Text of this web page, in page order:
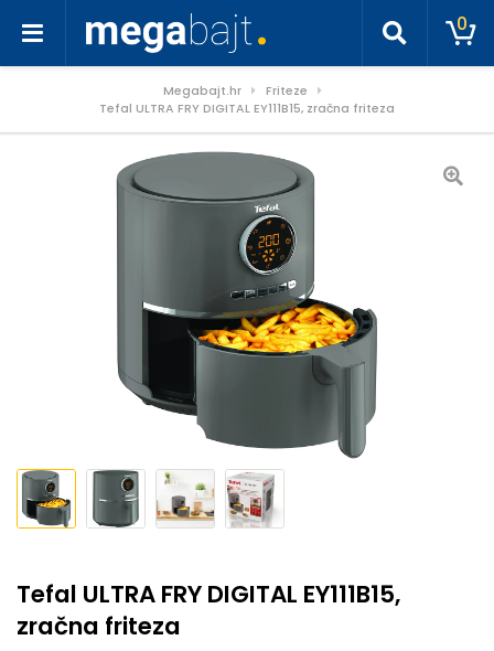
0
Megabajt.hr
Friteze
Tefal ULTRA FRY DIGITAL EY111B15, zračna friteza
Tefal ULTRA FRY DIGITAL EY111B15,
zračna friteza